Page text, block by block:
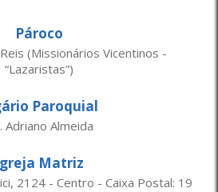
Pároco
(Missionários Vicentinos -
“Lazaristas”)
Paroquial
Adriano Almeida
Matriz
2124 - Centro - Caixa Postal: 19